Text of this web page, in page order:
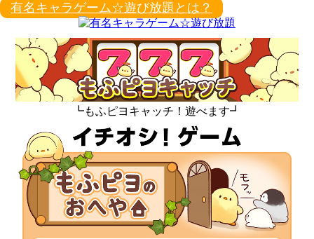
有名キャラゲーム☆遊び放題とは？
┗もふピヨキャッチ！遊べます┛